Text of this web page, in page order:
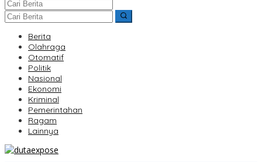
Berita
Olahraga
Otomatif
Politik
Nasional
Ekonomi
Kriminal
Pemerintahan
Ragam
Lainnya